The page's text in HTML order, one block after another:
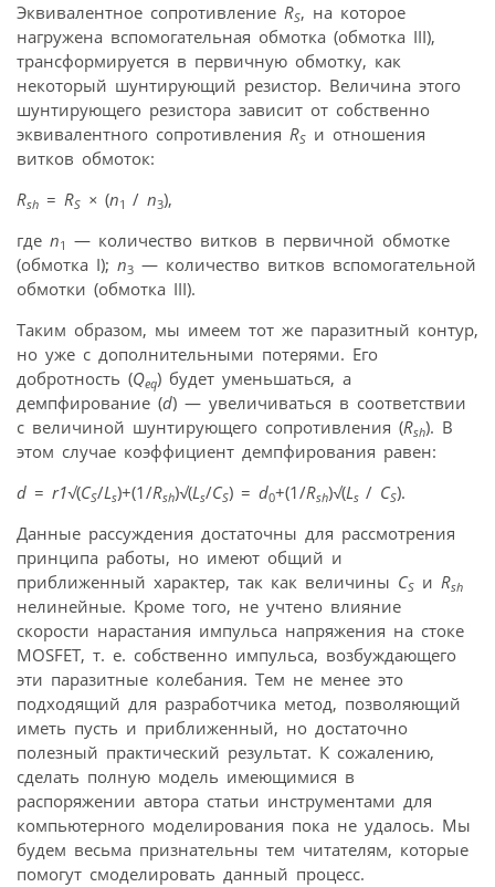
Эквивалентное сопротивление RS, на которое
нагружена вспомогательная обмотка (обмотка III),
трансформируется в первичную обмотку, как
некоторый шунтирующий резистор. Величина этого
шунтирующего резистора зависит от собственно
эквивалентного сопротивления RS и отношения
витков обмоток:
Rsh = RS × (n1 / n3),
где n1 — количество витков в первичной обмотке
(обмотка I); n3 — количество витков вспомогательной
обмотки (обмотка III).
Таким образом, мы имеем тот же паразитный контур,
но уже с дополнительными потерями. Его
добротность (Qeq) будет уменьшаться, а
демпфирование (d) — увеличиваться в соответствии
с величиной шунтирующего сопротивления (Rsh). В
этом случае коэффициент демпфирования равен:
d = r1√(CS/Ls)+(1/Rsh)√(Ls/CS) = d0+(1/Rsh)√(Ls / CS).
Данные рассуждения достаточны для рассмотрения
принципа работы, но имеют общий и
приближенный характер, так как величины CS и Rsh
нелинейные. Кроме того, не учтено влияние
скорости нарастания импульса напряжения на стоке
MOSFET, т. е. собственно импульса, возбуждающего
эти паразитные колебания. Тем не менее это
подходящий для разработчика метод, позволяющий
иметь пусть и приближенный, но достаточно
полезный практический результат. К сожалению,
сделать полную модель имеющимися в
распоряжении автора статьи инструментами для
компьютерного моделирования пока не удалось. Мы
будем весьма признательны тем читателям, которые
помогут смоделировать данный процесс.